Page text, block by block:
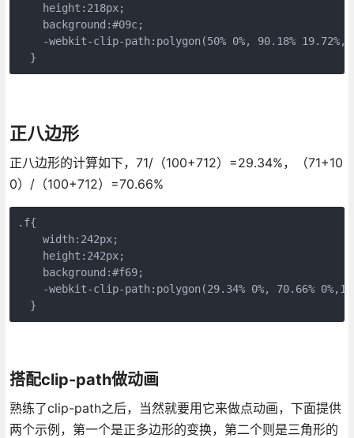
    height:218px;
    background:#09c;
-webkit-clip-path:polygon(50% 0%, 90.18%
  }
正八边形
正八边形的计算如下，71/（100+712）=29.34%，（71+10
0）/（100+712）=70.66%
.f{
    width:242px;
    height:242px;
    background:#f69;
-webkit-clip-path:polygon(29.34% 0%, 70.66%
  }
搭配clip-path做动画
熟练了clip-path之后，当然就要用它来做点动画，下面提供
两个示例，第一个是正多边形的变换，第二个则是三角形的